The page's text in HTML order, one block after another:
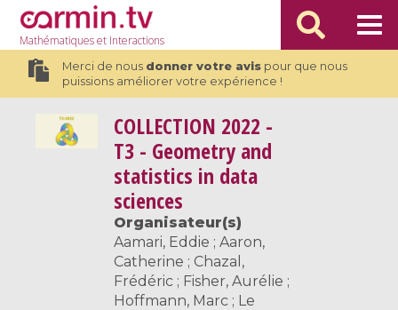
Mathématiqueset Interactions
Merci de nous donner votre avispour que nous
puissions améliorer votre expérience !
COLLECTION 2022 -
T3 - Geometry and
statistics in data
sciences
Organisateur(s)
Aamari, Eddie ; Aaron,
Catherine ; Chazal,
Frédéric ; Fisher, Aurélie ;
Hoffmann, Marc ; Le